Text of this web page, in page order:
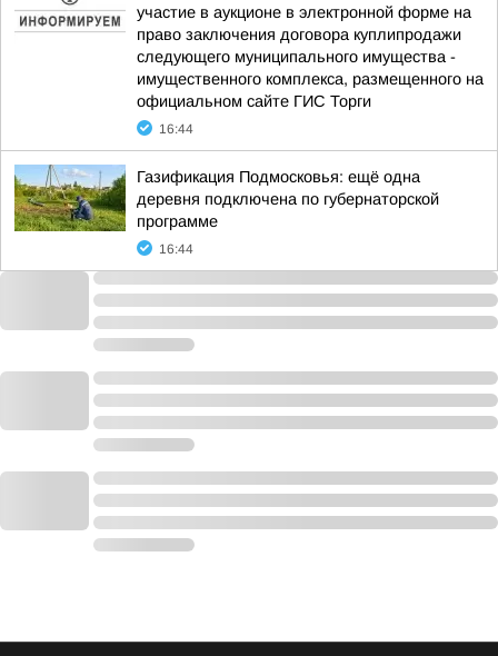
участие в аукционе в электронной форме на
право заключения договора куплипродажи
следующего муниципального имущества -
имущественного комплекса, размещенного на
официальном сайте ГИС Торги
16:44
Газификация Подмосковья: ещё одна
деревня подключена по губернаторской
программе
16:44